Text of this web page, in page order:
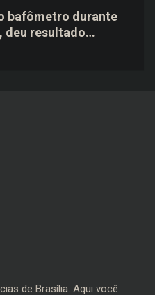
bafômetro durante
deu resultado
dos agentes de
de Brasília. Aqui você